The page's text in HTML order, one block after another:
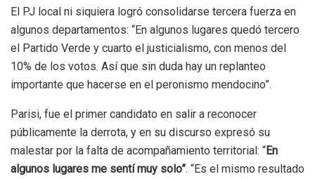
El PJ local ni siquiera logró consolidarse tercera fuerza en
algunos departamentos: “En algunos lugares quedó tercero
el Partido Verde y cuarto el justicialismo, con menos del
10% de los votos. Así que sin duda hay un replanteo
importante que hacerse en el peronismo mendocino”.
Parisi, fue el primer candidato en salir a reconocer
públicamente la derrota, y en su discurso expresó su
malestar por la falta de acompañamiento territorial: “En
algunos lugares me sentí muy solo”. “Es el mismo resultado